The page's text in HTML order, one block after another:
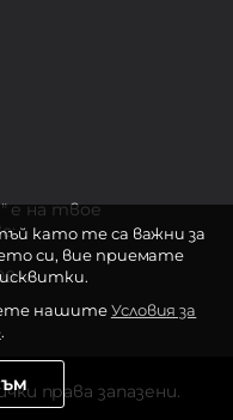
е на твое
ч.
права запазени.
като те са важни за
си, вие приемате
нашитеУсловия за
.